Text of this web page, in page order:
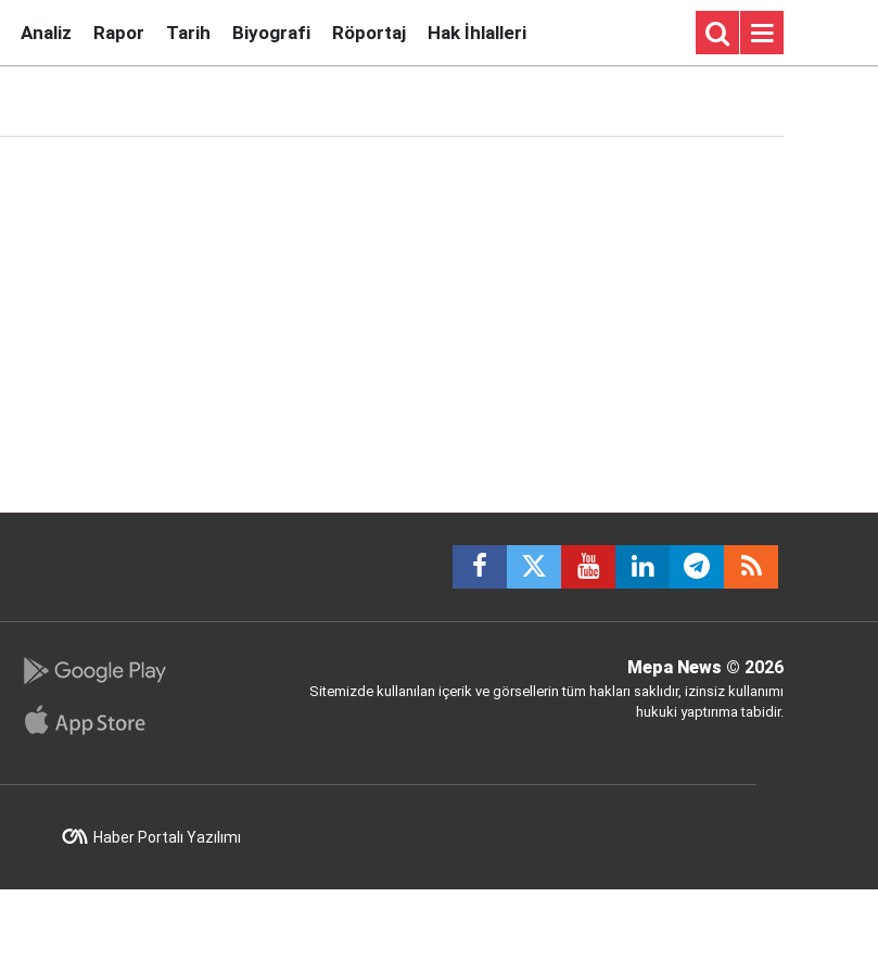
Analiz Rapor Tarih Biyografi Röportaj Hak İhlalleri
Mepa News © 2026
Sitemizde kullanılan içerik ve görsellerin tüm hakları saklıdır, izinsiz kullanımı
hukuki yaptırıma tabidir.
Haber Portalı Yazılımı